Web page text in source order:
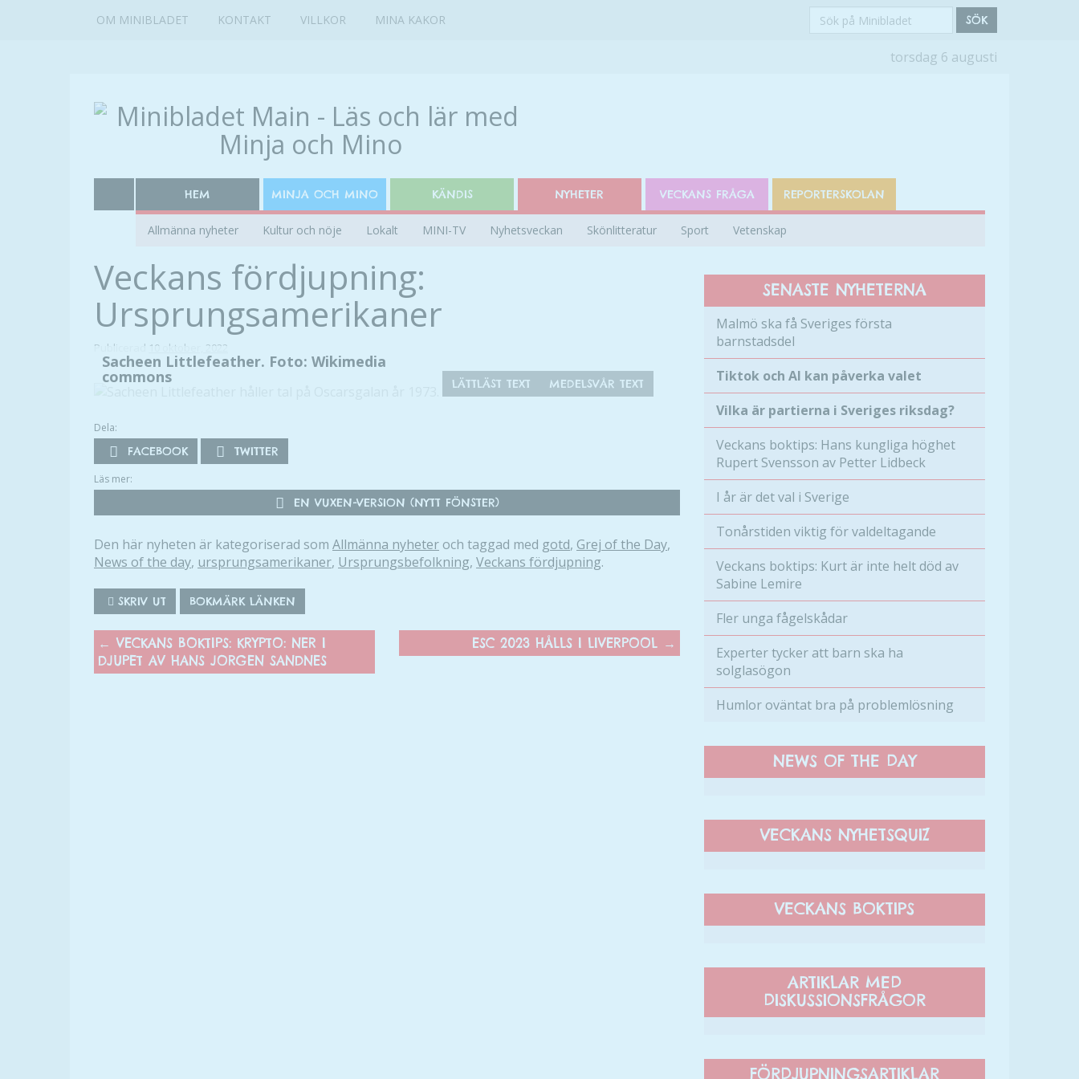
OM MINIBLADET KONTAKT VILLKOR MINA KAKOR
Sök
SÖK
torsdag 6 augusti
HEM MINJA OCH MINO KÄNDIS NYHETER VECKANS FRÅGA REPORTERSKOLAN
Allmänna nyheter Kultur och nöje Lokalt MINI-TV Nyhetsveckan Skönlitteratur Sport Vetenskap
Veckans fördjupning:
Ursprungsamerikaner
Publicerad 10 oktober, 2022
Sacheen Littlefeather. Foto: Wikimedia
commons LÄTTLÄST TEXT MEDELSVÅR TEXT
Dela:
FACEBOOK TWITTER
Läs mer:
EN VUXEN-VERSION (NYTT FÖNSTER)
Den här nyheten är kategoriserad som Allmänna nyheter och taggad med gotd, Grej of the Day,
News of the day, ursprungsamerikaner, Ursprungsbefolkning, Veckans fördjupning.
SKRIV UT BOKMÄRK LÄNKEN
← VECKANS BOKTIPS: KRYPTO: NER I
DJUPET AV HANS JORGEN SANDNES
ESC 2023 HÅLLS I LIVERPOOL →
SENASTE NYHETERNA
Malmö ska få Sveriges första
barnstadsdel
Tiktok och AI kan påverka valet
Vilka är partierna i Sveriges riksdag?
Veckans boktips: Hans kungliga höghet
Rupert Svensson av Petter Lidbeck
I år är det val i Sverige
Tonårstiden viktig för valdeltagande
Veckans boktips: Kurt är inte helt död av
Sabine Lemire
Fler unga fågelskådar
Experter tycker att barn ska ha
solglasögon
Humlor oväntat bra på problemlösning
NEWS OF THE DAY
VECKANS NYHETSQUIZ
VECKANS BOKTIPS
ARTIKLAR MED
DISKUSSIONSFRÅGOR
FÖRDJUPNINGSARTIKLAR